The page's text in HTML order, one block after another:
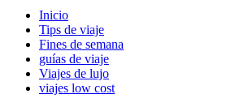
Inicio
Tips de viaje
Fines de semana
guías de viaje
Viajes de lujo
viajes low cost